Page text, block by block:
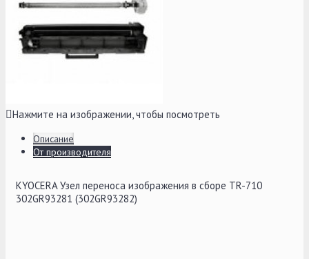
Нажмите на изображении, чтобы посмотреть
Описание
От производителя
KYOCERA Узел переноса изображения в сборе TR-710
302GR93281 (302GR93282)